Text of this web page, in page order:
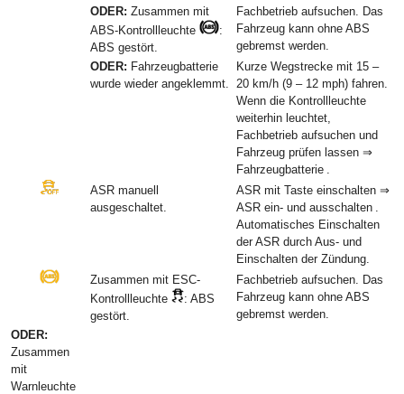
ODER: Zusammen mit
ABS-Kontrollleuchte
:
ABS gestört.
Fachbetrieb aufsuchen. Das
Fahrzeug kann ohne ABS
gebremst werden.
ODER: Fahrzeugbatterie
wurde wieder angeklemmt.
Kurze Wegstrecke mit 15 –
20 km/h (9 – 12 mph) fahren.
Wenn die Kontrollleuchte
weiterhin leuchtet,
Fachbetrieb aufsuchen und
Fahrzeug prüfen lassen ⇒
Fahrzeugbatterie .
ASR manuell
ausgeschaltet.
ASR mit Taste einschalten ⇒
ASR ein- und ausschalten .
Automatisches Einschalten
der ASR durch Aus- und
Einschalten der Zündung.
Zusammen mit ESC-
Kontrollleuchte
: ABS
gestört.
Fachbetrieb aufsuchen. Das
Fahrzeug kann ohne ABS
gebremst werden.
ODER:
Zusammen
mit
Warnleuchte